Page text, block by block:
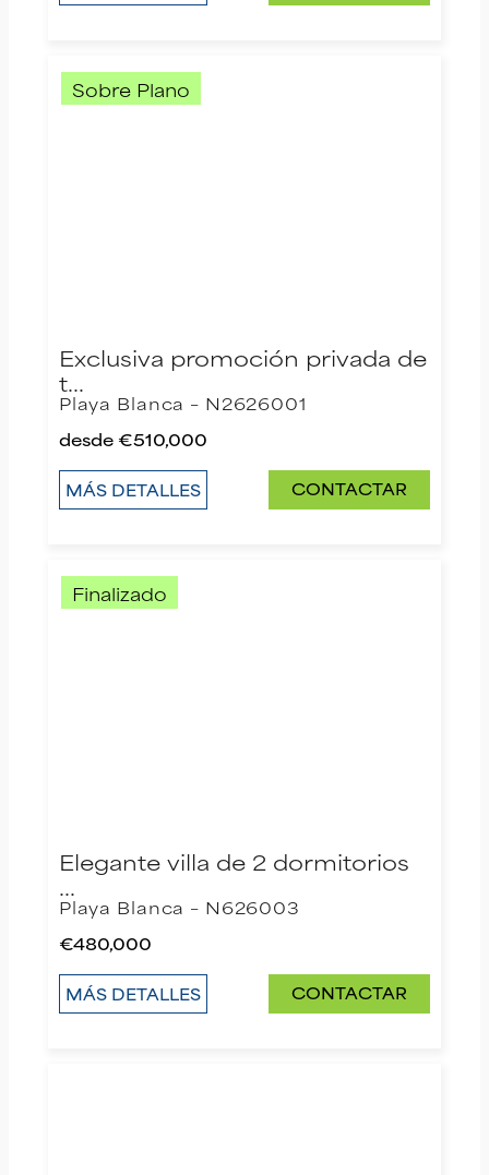
Sobre Plano
Exclusiva promoción privada de
t…
Playa Blanca – N2626001
desde€510,000
MÁS DETALLES CONTACTAR
Finalizado
Elegante villa de 2 dormitorios
…
Playa Blanca – N626003
€480,000
MÁS DETALLES CONTACTAR